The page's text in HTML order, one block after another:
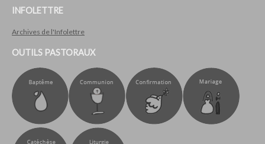
INFOLETTRE
Archives de l'Infolettre
OUTILS PASTORAUX